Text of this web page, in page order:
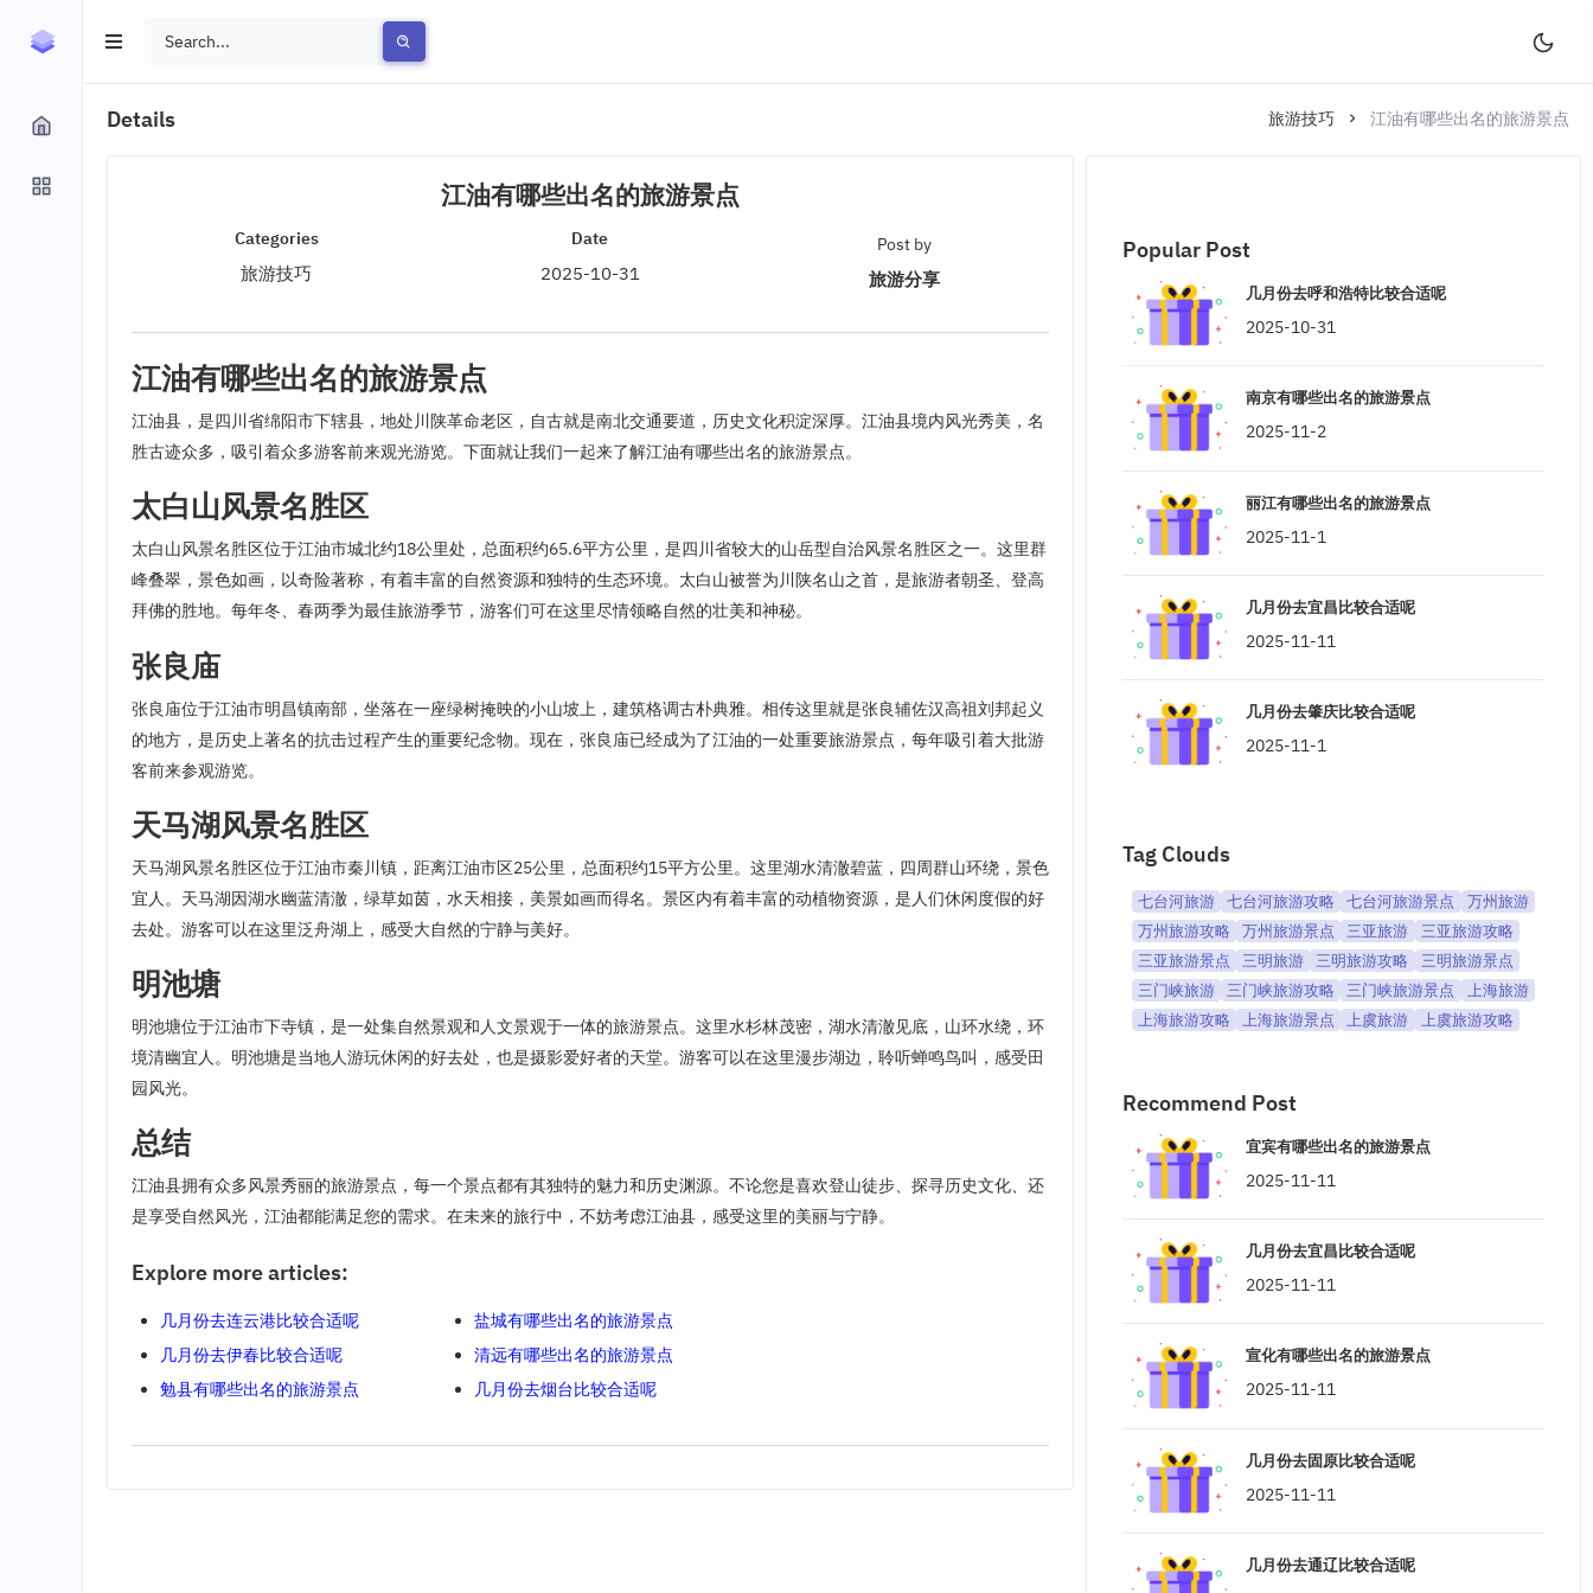
Details 旅游技巧 江油有哪些出名的旅游景点
江油有哪些出名的旅游景点
Categories
旅游技巧
Date
2025-10-31
Post by
旅游分享
江油有哪些出名的旅游景点
江油县，是四川省绵阳市下辖县，地处川陕革命老区，自古就是南北交通要道，历史文化积淀深厚。江油县境内风光秀美，名
胜古迹众多，吸引着众多游客前来观光游览。下面就让我们一起来了解江油有哪些出名的旅游景点。
太白山风景名胜区
太白山风景名胜区位于江油市城北约18公里处，总面积约65.6平方公里，是四川省较大的山岳型自治风景名胜区之一。这里群
峰叠翠，景色如画，以奇险著称，有着丰富的自然资源和独特的生态环境。太白山被誉为川陕名山之首，是旅游者朝圣、登高
拜佛的胜地。每年冬、春两季为最佳旅游季节，游客们可在这里尽情领略自然的壮美和神秘。
张良庙
张良庙位于江油市明昌镇南部，坐落在一座绿树掩映的小山坡上，建筑格调古朴典雅。相传这里就是张良辅佐汉高祖刘邦起义
的地方，是历史上著名的抗击过程产生的重要纪念物。现在，张良庙已经成为了江油的一处重要旅游景点，每年吸引着大批游
客前来参观游览。
天马湖风景名胜区
天马湖风景名胜区位于江油市秦川镇，距离江油市区25公里，总面积约15平方公里。这里湖水清澈碧蓝，四周群山环绕，景色
宜人。天马湖因湖水幽蓝清澈，绿草如茵，水天相接，美景如画而得名。景区内有着丰富的动植物资源，是人们休闲度假的好
去处。游客可以在这里泛舟湖上，感受大自然的宁静与美好。
明池塘
明池塘位于江油市下寺镇，是一处集自然景观和人文景观于一体的旅游景点。这里水杉林茂密，湖水清澈见底，山环水绕，环
境清幽宜人。明池塘是当地人游玩休闲的好去处，也是摄影爱好者的天堂。游客可以在这里漫步湖边，聆听蝉鸣鸟叫，感受田
园风光。
总结
江油县拥有众多风景秀丽的旅游景点，每一个景点都有其独特的魅力和历史渊源。不论您是喜欢登山徒步、探寻历史文化、还
是享受自然风光，江油都能满足您的需求。在未来的旅行中，不妨考虑江油县，感受这里的美丽与宁静。
Explore more articles:
几月份去连云港比较合适呢
几月份去伊春比较合适呢
勉县有哪些出名的旅游景点
盐城有哪些出名的旅游景点
清远有哪些出名的旅游景点
几月份去烟台比较合适呢
Popular Post
几月份去呼和浩特比较合适呢
2025-10-31
南京有哪些出名的旅游景点
2025-11-2
丽江有哪些出名的旅游景点
2025-11-1
几月份去宜昌比较合适呢
2025-11-11
几月份去肇庆比较合适呢
2025-11-1
Tag Clouds
七台河旅游 七台河旅游攻略 七台河旅游景点
万州旅游
万州旅游攻略
万州旅游景点 三亚旅游
三亚旅游攻略
三亚旅游景点
三明旅游 三明旅游攻略
三明旅游景点
三门峡旅游
三门峡旅游攻略 三门峡旅游景点
上海旅游
上海旅游攻略
上海旅游景点 上虞旅游 上虞旅游攻略
Recommend Post
宜宾有哪些出名的旅游景点
2025-11-11
几月份去宜昌比较合适呢
2025-11-11
宣化有哪些出名的旅游景点
2025-11-11
几月份去固原比较合适呢
2025-11-11
几月份去通辽比较合适呢